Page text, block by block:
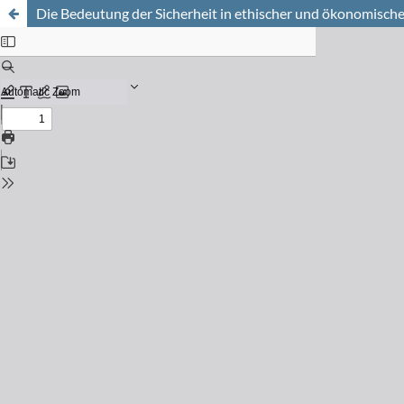
Die Bedeutung der Sicherheit in ethischer und